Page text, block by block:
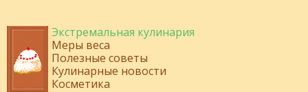
Экстремальная кулинария
Меры веса
Полезные советы
Кулинарные новости
Косметика